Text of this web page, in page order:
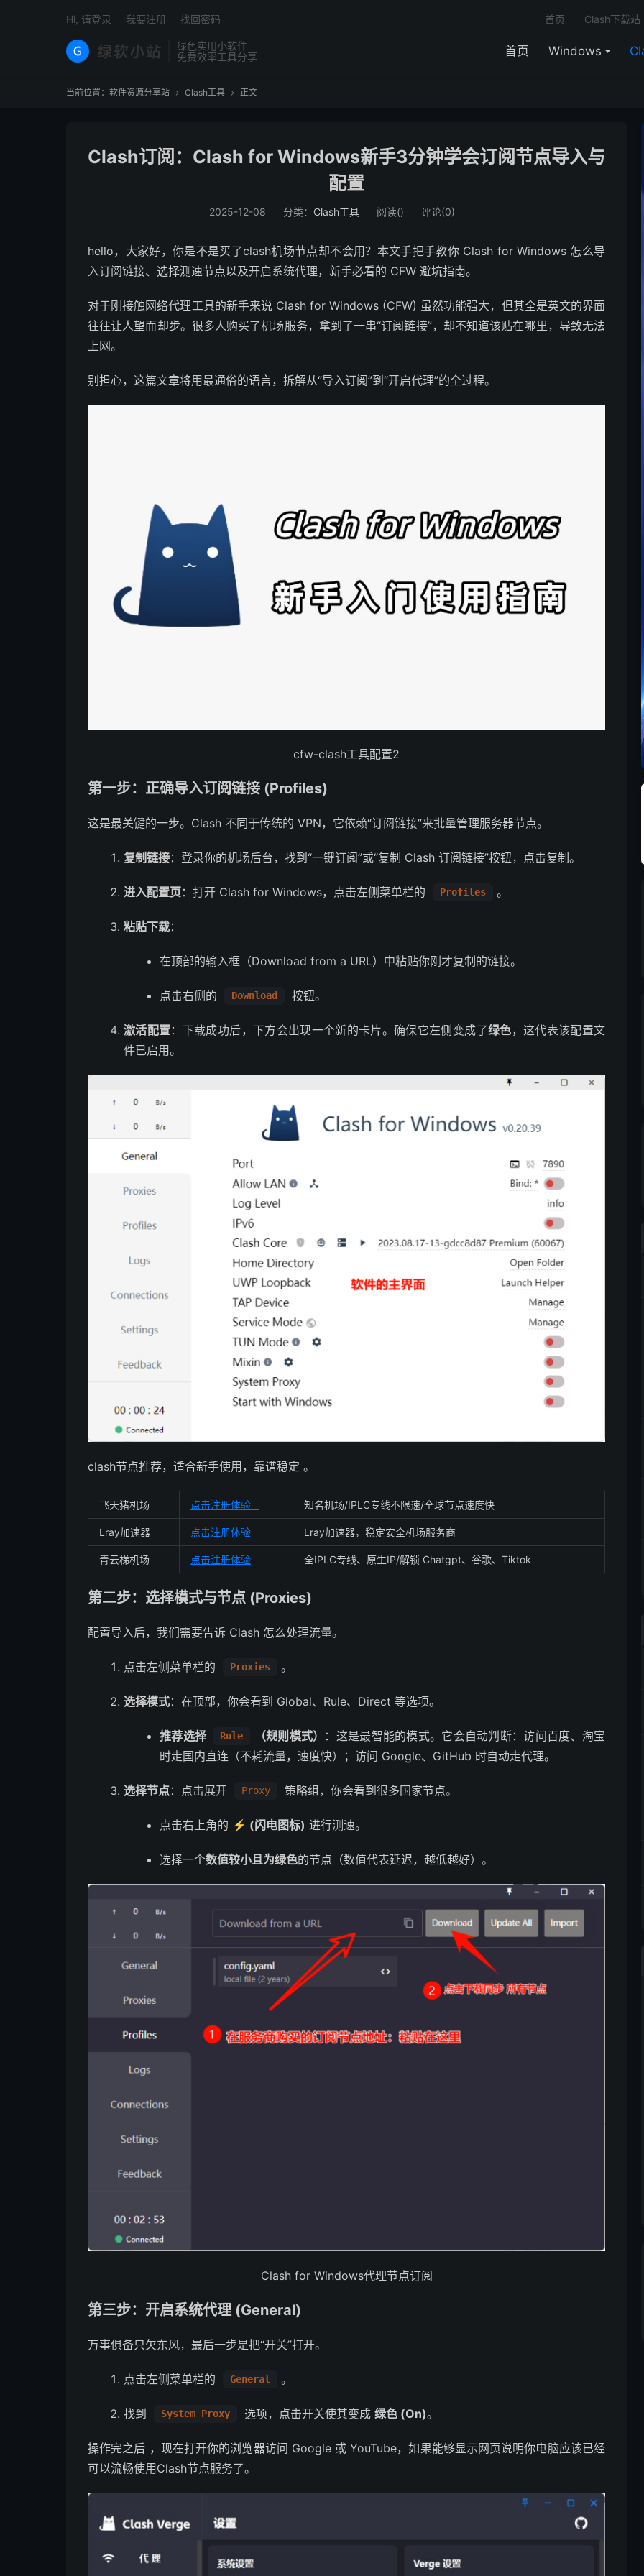
绿色实用小软件
免费效率工具分享
首页 Windows
首页 Clash下载站
Hi, 请登录 我要注册 找回密码
当前位置： 软件资源分享站  Clash工具  正文
Clash订阅：Clash for Windows新手3分钟学会订阅节点导入与
配置
2025-12-08 分类： Clash工具 阅读() 评论(0)
hello，大家好，你是不是买了clash机场节点却不会用？本文手把手教你 Clash for Windows 怎么导
入订阅链接、选择测速节点以及开启系统代理，新手必看的 CFW 避坑指南。
对于刚接触网络代理工具的新手来说 Clash for Windows (CFW) 虽然功能强大，但其全是英文的界面
往往让人望而却步。很多人购买了机场服务，拿到了一串“订阅链接”，却不知道该贴在哪里，导致无法
上网。
别担心，这篇文章将用最通俗的语言，拆解从“导入订阅”到“开启代理”的全过程。
cfw-clash工具配置2
第一步：正确导入订阅链接 (Profiles)
这是最关键的一步。Clash 不同于传统的 VPN，它依赖“订阅链接”来批量管理服务器节点。
复制链接：登录你的机场后台，找到“一键订阅”或“复制 Clash 订阅链接”按钮，点击复制。
进入配置页：打开 Clash for Windows，点击左侧菜单栏的 Profiles 。
粘贴下载：
在顶部的输入框（Download from a URL）中粘贴你刚才复制的链接。
点击右侧的 Download 按钮。
激活配置：下载成功后，下方会出现一个新的卡片。确保它左侧变成了绿色，这代表该配置文
件已启用。
clash节点推荐，适合新手使用，靠谱稳定 。
飞天猪机场 点击注册体验 知名机场/IPLC专线不限速/全球节点速度快
Lray加速器 点击注册体验 Lray加速器，稳定安全机场服务商
青云梯机场 点击注册体验 全IPLC专线、原生IP/解锁 Chatgpt、谷歌、Tiktok
第二步：选择模式与节点 (Proxies)
配置导入后，我们需要告诉 Clash 怎么处理流量。
点击左侧菜单栏的 Proxies 。
选择模式：在顶部，你会看到 Global、Rule、Direct 等选项。
推荐选择 Rule （规则模式）
：这是最智能的模式。它会自动判断：访问百度、淘宝
时走国内直连（不耗流量，速度快）；访问 Google、GitHub 时自动走代理。
选择节点：点击展开 Proxy 策略组，你会看到很多国家节点。
点击右上角的 ⚡️ (闪电图标) 进行测速。
选择一个数值较小且为绿色的节点（数值代表延迟，越低越好）。
Clash for Windows代理节点订阅
第三步：开启系统代理 (General)
万事俱备只欠东风，最后一步是把“开关”打开。
点击左侧菜单栏的 General 。
找到 System Proxy 选项，点击开关使其变成 绿色 (On)。
操作完之后 ，现在打开你的浏览器访问 Google 或 YouTube，如果能够显示网页说明你电脑应该已经
可以流畅使用Clash节点服务了。